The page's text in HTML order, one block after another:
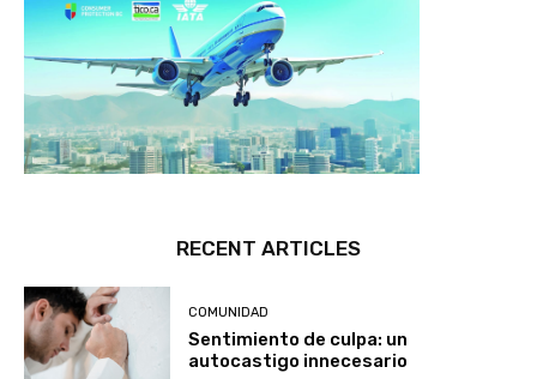
RECENT ARTICLES
COMUNIDAD
Sentimiento de culpa: un
autocastigo innecesario